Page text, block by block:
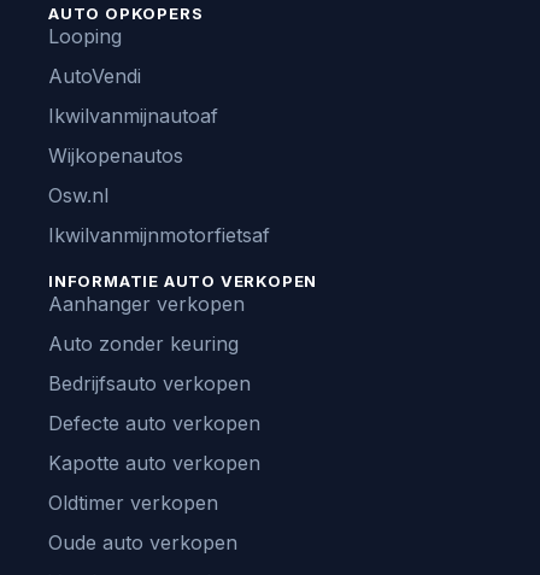
AUTO OPKOPERS
Looping
AutoVendi
Ikwilvanmijnautoaf
Wijkopenautos
Osw.nl
Ikwilvanmijnmotorfietsaf
INFORMATIE AUTO VERKOPEN
Aanhanger verkopen
Auto zonder keuring
Bedrijfsauto verkopen
Defecte auto verkopen
Kapotte auto verkopen
Oldtimer verkopen
Oude auto verkopen